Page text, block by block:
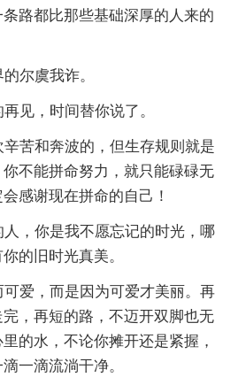
路都比那些基础深厚的人来的
尔虞我诈。
见，时间替你说了。
苦和奔波的，但生存规则就是
不能拼命努力，就只能碌碌无
感谢现在拼命的自己！
，你是我不愿忘记的时光，哪
的旧时光真美。
爱，而是因为可爱才美丽。再
，再短的路，不迈开双脚也无
的水，不论你摊开还是紧握，
一滴流淌干净。